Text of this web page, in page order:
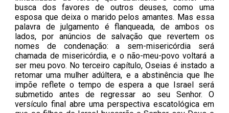
busca dos favores de outros deuses, como uma
esposa que deixa o marido pelos amantes. Mas essa
palavra de julgamento é flanqueada, de ambos os
lados, por anúncios de salvação que revertem os
nomes de condenação: a sem-misericórdia será
chamada de misericórdia, e o não-meu-povo voltará a
ser meu povo. No terceiro capítulo, Oseias é instado a
retomar uma mulher adúltera, e a abstinência que lhe
impõe reflete o tempo de espera a que Israel será
submetido antes de regressar ao seu Senhor. O
versículo final abre uma perspectiva escatológica em